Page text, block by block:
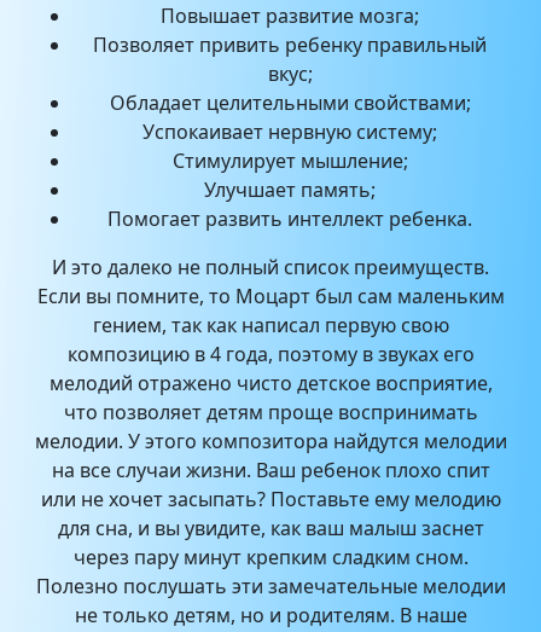
Повышает развитие мозга;
Позволяет привить ребенку правильный
вкус;
Обладает целительными свойствами;
Успокаивает нервную систему;
Стимулирует мышление;
Улучшает память;
Помогает развить интеллект ребенка.
И это далеко не полный список преимуществ.
Если вы помните, то Моцарт был сам маленьким
гением, так как написал первую свою
композицию в 4 года, поэтому в звуках его
мелодий отражено чисто детское восприятие,
что позволяет детям проще воспринимать
мелодии. У этого композитора найдутся мелодии
на все случаи жизни. Ваш ребенок плохо спит
или не хочет засыпать? Поставьте ему мелодию
для сна, и вы увидите, как ваш малыш заснет
через пару минут крепким сладким сном.
Полезно послушать эти замечательные мелодии
не только детям, но и родителям. В наше